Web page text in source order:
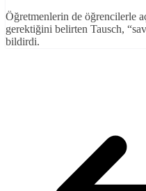
Öğretmenlerin de öğrencilerle
gerektiğini belirten Tausch,
bildirdi.